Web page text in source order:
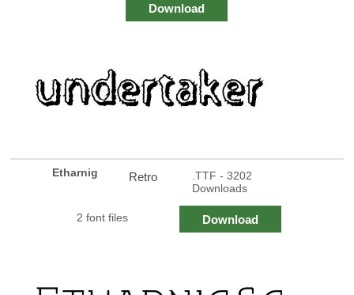
Download
Etharnig Retro
.TTF - 3202
Downloads
2 font files Download